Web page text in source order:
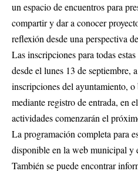
un espacio de encuentros para
compartir y dar a conocer
reflexión desde una perspectiva
Las inscripciones para todas
desde el lunes 13 de septiembre,
inscripciones del ayuntamiento, o
mediante registro de entrada, en
actividades comenzarán el
La programación completa para
disponible en la web municipal y
También se puede encontrar